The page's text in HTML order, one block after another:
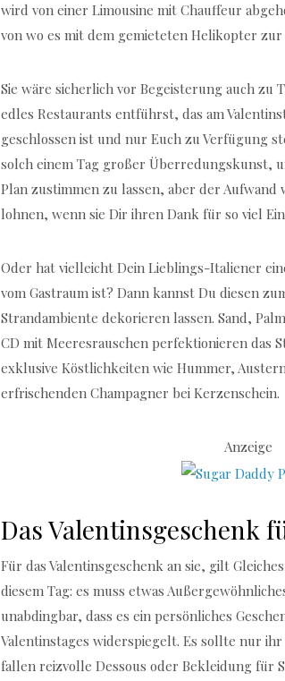
wird von einer Limousine mit Chauffeur
von wo es mit dem gemieteten Helikopter
Sie wäre sicherlich vor Begeisterung auch zu
edles Restaurants entführst, das am
geschlossen ist und nur Euch zu Verfügung
solch einem Tag großer Überredungskunst,
Plan zustimmen zu lassen, aber der
lohnen, wenn sie Dir ihren Dank für so viel
Oder hat vielleicht Dein Lieblings-Italiener
vom Gastraum ist? Dann kannst Du diesen
Strandambiente dekorieren lassen. Sand,
CD mit Meeresrauschen perfektionieren das
exklusive Köstlichkeiten wie Hummer,
erfrischenden Champagner bei Kerzenschein.
Anzeige
Das Valentinsgeschenk
Für das Valentinsgeschenk an sie, gilt
diesem Tag: es muss etwas
unabdingbar, dass es ein persönliches
Valentinstages widerspiegelt. Es sollte nur
fallen reizvolle Dessous oder Bekleidung für